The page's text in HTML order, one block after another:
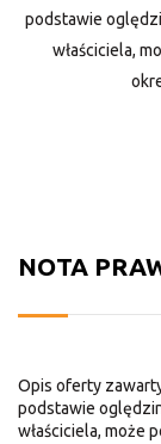
podstawie
właściciela,
NOTA
Opis oferty
podstawie
właściciela, może